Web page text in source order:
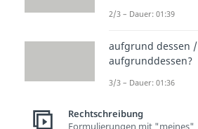
2/3 – Dauer: 01:39
aufgrund dessen /
aufgrunddessen?
3/3 – Dauer: 01:36
Rechtschreibung
Formulierungen mit "meines"